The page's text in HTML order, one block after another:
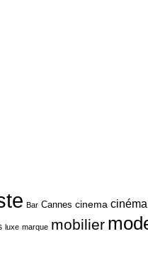
Bar Cannes cinema cinéma
luxe marque mobilier